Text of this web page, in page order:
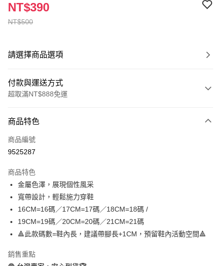
NT$500
NT$390
請選擇商品選項
付款與運送方式
超取滿NT$888免運
信用卡一次付款
超商取貨付款
Apple Pay
街口支付
悠遊付
全盈+PAY
AFTEE先享後付
商品特色
商品編號
9525287
商品特色
金屬色澤，展現個性風采
寬帶設計，輕鬆施力穿鞋
16CM=16碼／17CM=17碼／18CM=18碼 /
19CM=19碼／20CM=20碼／21CM=21碼
🔺此款碼數=鞋內長，建議帶腳長+1CM，預留鞋內活動空間🔺
銷售重點